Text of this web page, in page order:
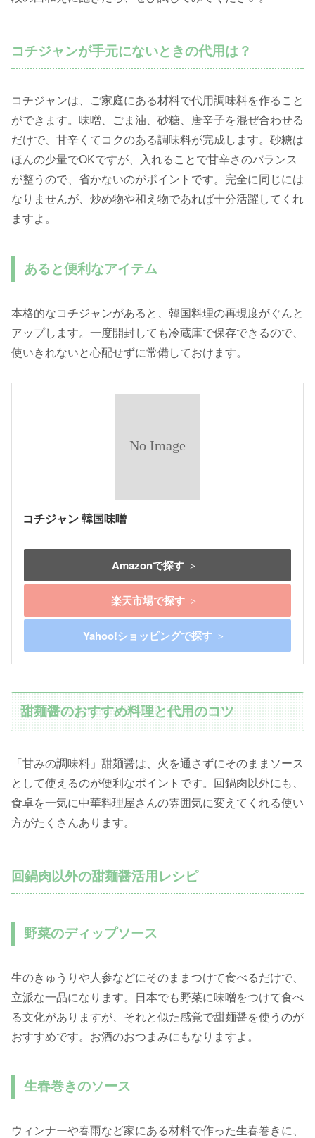
コチジャンが手元にないときの代用は？
コチジャンは、ご家庭にある材料で代用調味料を作ること
ができます。味噌、ごま油、砂糖、唐辛子を混ぜ合わせる
だけで、甘辛くてコクのある調味料が完成します。砂糖は
ほんの少量でOKですが、入れることで甘辛さのバランス
が整うので、省かないのがポイントです。完全に同じには
なりませんが、炒め物や和え物であれば十分活躍してくれ
ますよ。
あると便利なアイテム
本格的なコチジャンがあると、韓国料理の再現度がぐんと
アップします。一度開封しても冷蔵庫で保存できるので、
使いきれないと心配せずに常備しておけます。
コチジャン 韓国味噌
Amazonで探す
楽天市場で探す
Yahoo!ショッピングで探す
甜麺醤のおすすめ料理と代用のコツ
「甘みの調味料」甜麺醤は、火を通さずにそのままソース
として使えるのが便利なポイントです。回鍋肉以外にも、
食卓を一気に中華料理屋さんの雰囲気に変えてくれる使い
方がたくさんあります。
回鍋肉以外の甜麺醤活用レシピ
野菜のディップソース
生のきゅうりや人参などにそのままつけて食べるだけで、
立派な一品になります。日本でも野菜に味噌をつけて食べ
る文化がありますが、それと似た感覚で甜麺醤を使うのが
おすすめです。お酒のおつまみにもなりますよ。
生春巻きのソース
ウィンナーや春雨など家にある材料で作った生春巻きに、